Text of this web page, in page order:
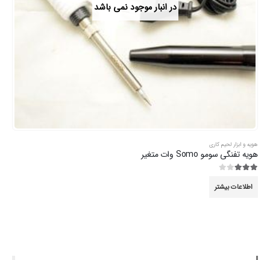
در انبار موجود نمی باشد
هویه و ابزار لحیم کاری
هویه تفنگی سومو Somo وات متغیر
اطلاعات بیشتر